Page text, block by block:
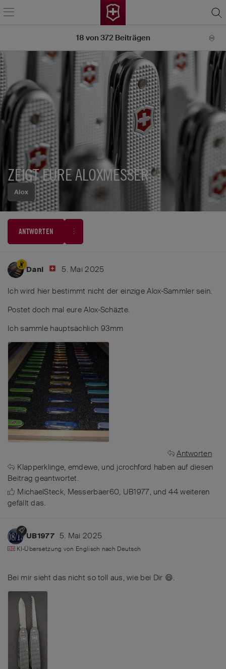
Alox
ZEIGT EURE ALOXMESSER
ANTWORTEN
18 von 372Beiträgen
Dani 5. Mai 2025
Ich wird hier bestimmt nicht der einzige Alox-Sammler sein.
Postet doch mal eure Alox-Schäzte.
Ich sammle hauptsächlich 93mm
Antworten
Klapperklinge, emdewe, und jcrochford haben auf diesen
Beitrag geantwortet.
MichaelSteck, Messerbaer60, UB1977, und44weiteren
gefällt das.
UB1977 5. Mai 2025
KI-Übersetzung von Englisch nach Deutsch
Bei mir sieht das nicht so toll aus, wie bei Dir 😄.